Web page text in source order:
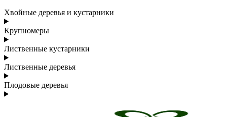
Хвойные деревья и кустарники
Крупномеры
Лиственные кустарники
Лиственные деревья
Плодовые деревья